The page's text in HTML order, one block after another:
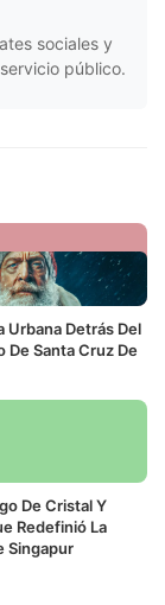
sociales y
público.
Urbana Detrás Del
De Santa Cruz De
De Cristal Y
Redefinió La
Singapur